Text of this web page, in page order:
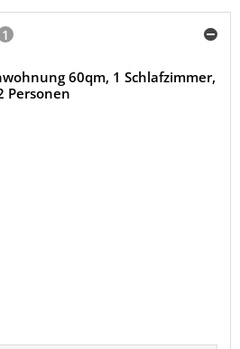
1
60qm, 1 Schlafzimmer,
Personen